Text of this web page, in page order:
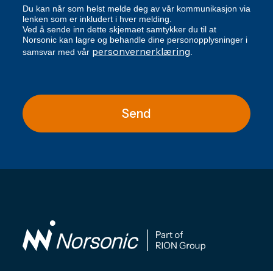
Du kan når som helst melde deg av vår kommunikasjon via
lenken som er inkludert i hver melding.
Ved å sende inn dette skjemaet samtykker du til at
Norsonic kan lagre og behandle dine personopplysninger i
samsvar med vår personvernerklæring.
Send